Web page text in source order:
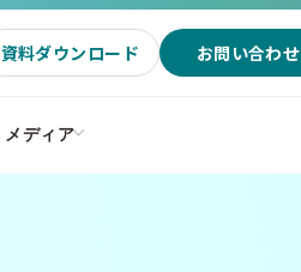
資料ダウンロード お問い合わせ
メディア